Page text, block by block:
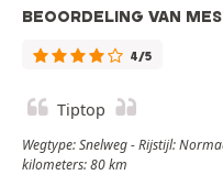
BEOORDELING VAN
4/5
Tiptop
Wegtype: Snelweg - Rijstijl:
kilometers: 80 km